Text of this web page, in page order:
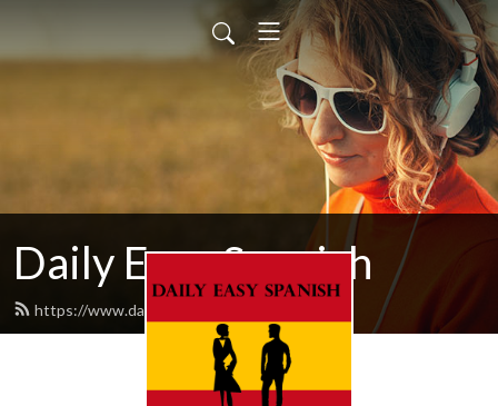
Daily Easy Spanish
https://www.dailyeasyspanish.com/feed.xml